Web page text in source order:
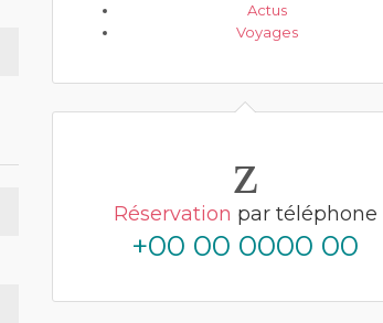
Actus
Voyages
Réservation par téléphone
+00 00 0000 00